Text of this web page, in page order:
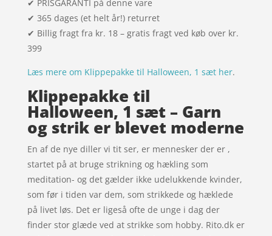
✔ PRISGARANTI på denne vare
✔ 365 dages (et helt år!) returret
✔ Billig fragt fra kr. 18 – gratis fragt ved køb over kr.
399
Læs mere om Klippepakke til Halloween, 1 sæt her.
Klippepakke til
Halloween, 1 sæt – Garn
og strik er blevet moderne
En af de nye diller vi tit ser, er mennesker der er ,
startet på at bruge strikning og hækling som
meditation- og det gælder ikke udelukkende kvinder,
som før i tiden var dem, som strikkede og hæklede
på livet løs. Det er ligeså ofte de unge i dag der
finder stor glæde ved at strikke som hobby. Rito.dk er